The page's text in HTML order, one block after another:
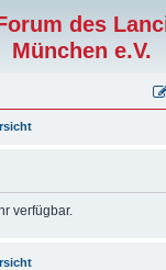
des
München e.V.
verfügbar.